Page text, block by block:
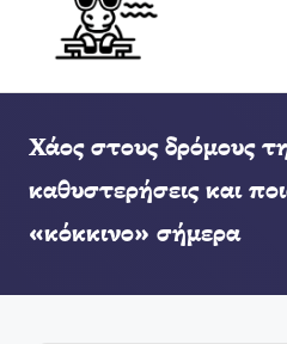
Χάος στους δρόμους
καθυστερήσεις και
«κόκκινο» σήμερα